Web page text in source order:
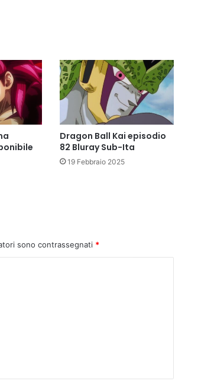
Dragon Ball Kai episodio
82 Bluray Sub-Ita
19 Febbraio 2025
sono contrassegnati *